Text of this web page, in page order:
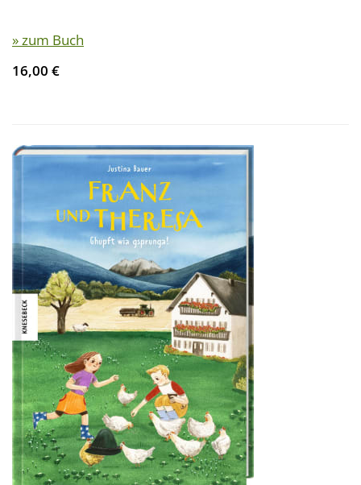
» zum Buch
16,00 €